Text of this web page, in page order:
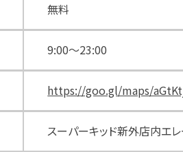
無料
9:00～23:00
https://goo.gl/maps/
スーパーキッド新外店内エ